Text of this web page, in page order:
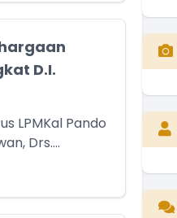
D.I.
LPMKal Pando
Drs....